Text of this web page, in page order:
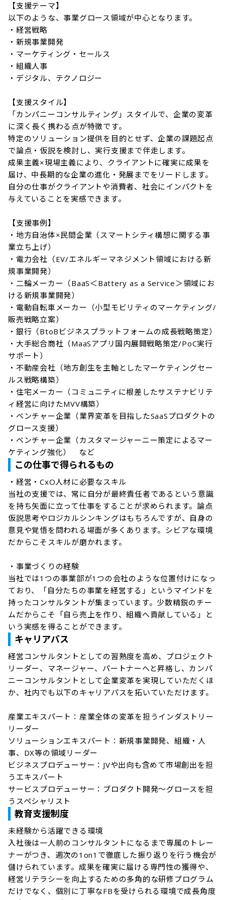
【支援テーマ】
以下のような、事業グロース領域が中心となります。
・経営戦略
・新規事業開発
・マーケティング・セールス
・組織人事
・デジタル、テクノロジー
【支援スタイル】
「カンパニーコンサルティング」スタイルで、企業の変革
に深く長く携わる点が特徴です。
特定のソリューション提供を目的とせず、企業の課題起点
で論点・仮説を検討し、実行支援まで伴走します。
成果主義×現場主義により、クライアントに確実に成果を
届け、中長期的な企業の進化・発展までをリードします。
自分の仕事がクライアントや消費者、社会にインパクトを
与えていることを実感できます。
【支援事例】
・地方自治体×民間企業（スマートシティ構想に関する事
業立ち上げ）
・電力会社（EV/エネルギーマネジメント領域における新
規事業開発）
・二輪メーカー（BaaS＜Battery as a Service＞領域にお
ける新規事業開発）
・電動自転車メーカー（小型モビリティのマーケティング/
販売戦略立案）
・銀行（BtoBビジネスプラットフォームの成長戦略策定）
・大手総合商社（MaaSアプリ国内展開戦略策定/PoC実行
サポート）
・不動産会社（地方創生を主軸としたマーケティングセー
ルス戦略構築）
・住宅メーカー（コミュニティに根差したサステナビリテ
ィ経営に向けたMVV構築）
・ベンチャー企業（業界変革を目指したSaaSプロダクトの
グロース支援）
・ベンチャー企業（カスタマージャーニー策定によるマー
ケティング強化）　など
この仕事で得られるもの
・経営・CxO人材に必要なスキル
当社の支援では、常に自分が最終責任者であるという意識
を持ち矢面に立って仕事をすることが求められます。論点
仮説思考やロジカルシンキングはもちろんですが、自身の
意見や覚悟を問われる場面が多くあります。シビアな環境
だからこそスキルが磨かれます。
・事業づくりの経験
当社では1つの事業部が1つの会社のような位置付けになっ
ており、「自分たちの事業を経営する」というマインドを
持ったコンサルタントが集まっています。少数精鋭のチー
ムだからこそ「自ら売上を作り、組織へ貢献している」と
いう実感を得ることができます。
キャリアパス
経営コンサルタントとしての習熟度を高め、プロジェクト
リーダー、マネージャー、パートナーへと昇格し、カンパ
ニーコンサルタントとして企業変革を実現していただくほ
か、社内でも以下のキャリアパスを拓いていただけます。
産業エキスパート：産業全体の変革を担うインダストリー
リーダー
ソリューションエキスパート：新規事業開発、組織・人
事、DX等の領域リーダー
ビジネスプロデューサー：JVや出向も含めて市場創出を担
うエキスパート
サービスプロデューサー：プロダクト開発～グロースを担
うスペシャリスト
教育支援制度
未経験から活躍できる環境
入社後は一人前のコンサルタントになるまで専属のトレー
ナーがつき、週次の1on1で徹底した振り返りを行う機会が
儲けられています。成果を確実に届ける専門性の獲得や、
経営リテラシーを向上するための多角的な研修プログラム
だけでなく、個別に丁寧なFBを受けられる環境で成長角度